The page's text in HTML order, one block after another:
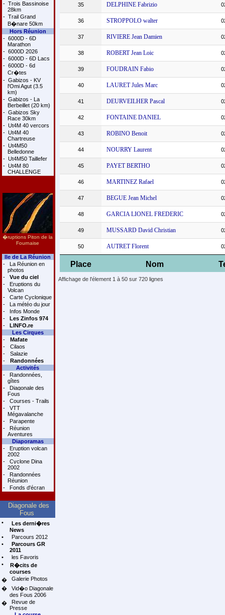
- Trois Bassinoise
28km
- Trail Grand
B�nare 50km
Hors Réunion
- 6000D - 6D
Marathon
- 6000D 2026
- 6000D - 6D Lacs
- 6000D - 6d
Cr�tes
- Gabizos - KV
l'Omi Agut (3.5
km)
- Gabizos - La
Berbeillet (20 km)
- Gabizos Sky
Race 30km
- Ut4M 40 vercors
- Ut4M 40
Chartreuse
- Ut4M50
Belledonne
- Ut4M50 Taillefer
- Ut4M 80
CHALLENGE
�ruptions Piton de la
Fournaise
Ile de La Réunion
-
La Réunion en
photos
-
Vue du ciel
-
Eruptions du
Volcan
-
Carte Cyclonique
-
La météo du jour
-
Infos Monde
-
Les Zinfos 974
-
LINFO.re
Les Cirques
-
Mafate
-
Cilaos
-
Salazie
-
Randonnées
Activités
-
Randonnées,
gîtes
-
Diagonale des
Fous
-
Courses - Trails
-
VTT
Mégavalanche
-
Parapente
-
Réunion
Aventures
Diaporamas
-
Eruption volcan
2002
-
Cyclone Dina
2002
-
Randonnées
Réunion
-
Fonds d'écran
Diagonale des
Fous
•
Les derni�res
News
•
Parcours 2012
•
Parcours GR
2011
•
les Favoris
•
R�cits de
courses
�
Galerie Photos
�
Vid�o Diagonale
des Fous 2006
�
Revue de
Presse
Place Nom
35 DELPHINE Fabrizio
36 STROPPOLO walter
37 RIVIERE Jean Damien
38 ROBERT Jean Loic
39 FOUDRAIN Fabio
40 LAURET Jules Marc
41 DEURVEILHER Pascal
42 FONTAINE DANIEL
43 ROBINO Benoit
44 NOURRY Laurent
45 PAYET BERTHO
46 MARTINEZ Rafael
47 BEGUE Jean Michel
48 GARCIA LIONEL FREDERIC
49 MUSSARD David Christian
50 AUTRET Florent
Affichage de l'élement 1 à 50 sur 720 lignes